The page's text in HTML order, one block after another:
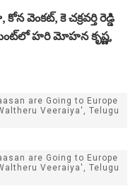
కె చక్రవర్తి రెడ్డి
హరి మోహన కృష్ణ,
are Going to Europe
Veeraiya', Telugu
are Going to Europe
Veeraiya', Telugu